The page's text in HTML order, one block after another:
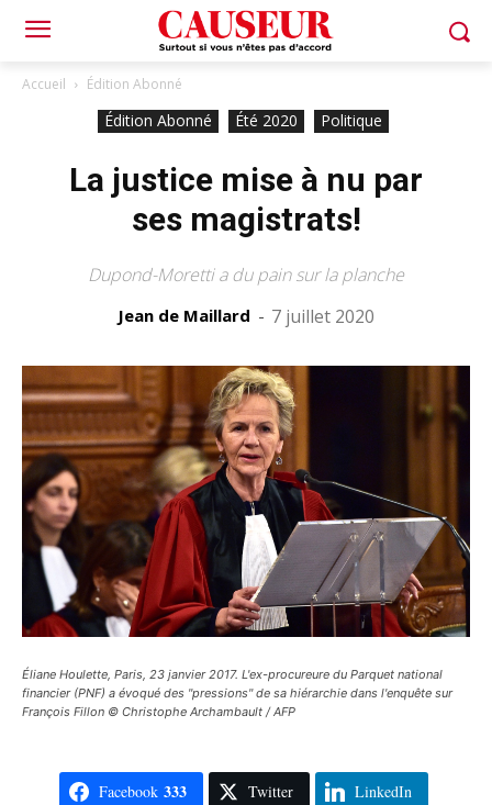
Accueil Édition Abonné
Édition Abonné Été 2020 Politique
La justice mise à nu par
ses magistrats!
Dupond-Moretti a du pain sur la planche
Jean de Maillard - 7 juillet 2020
Éliane Houlette, Paris, 23 janvier 2017. L'ex-procureure du Parquet national
financier (PNF) a évoqué des "pressions" de sa hiérarchie dans l'enquête sur
François Fillon © Christophe Archambault / AFP
Facebook 333 Twitter LinkedIn